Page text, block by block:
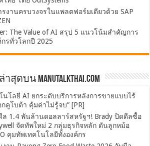
านครบวงจรในแพลตฟอร์มเดียวด้วย SAP
The Value of AI สรุป 5 แนวโน้มสำคัญการ
รทั่วโลกปี 2025
ดบน ManuTalkThai.com
นโลยี AI ยกระดับบริการหลังการขายแบบไร้
กคูโบต้า คุ้มค่าไม่รู้จบ” [PR]
ล 1.4 พันล้านดอลลาร์สหรัฐฯ! Brady ปิดดีลซื้อ
จัดทัพใหม่ 2 กลุ่มธุรกิจหลัก ดันลูกหม้อ
คุมทัพเทคโนโลยีทั้งองค์กร